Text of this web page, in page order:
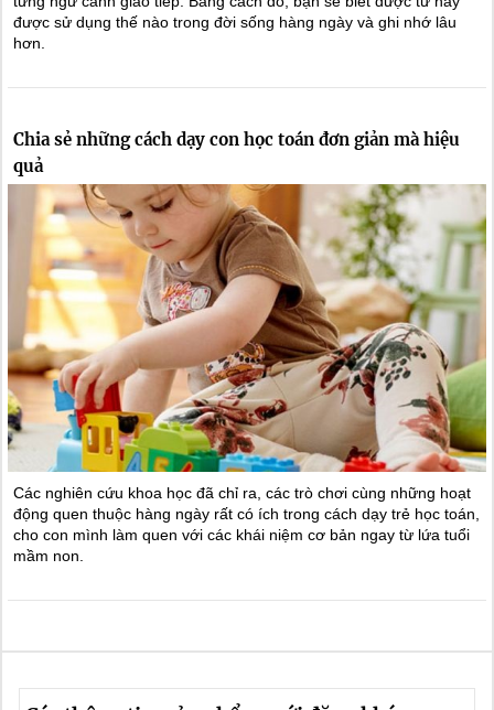
được sử dụng thế nào trong đời sống hàng ngày và ghi nhớ lâu
hơn.
Chia sẻ những cách dạy con học toán đơn giản mà hiệu
quả
Các nghiên cứu khoa học đã chỉ ra, các trò chơi cùng những hoạt
động quen thuộc hàng ngày rất có ích trong cách dạy trẻ học toán,
cho con mình làm quen với các khái niệm cơ bản ngay từ lứa tuổi
mầm non.